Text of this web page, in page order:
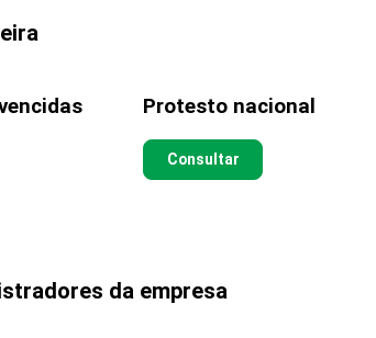
Protesto nacional
Consultar
da empresa